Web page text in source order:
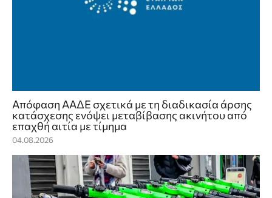
Απόφαση ΑΑΔΕ σχετικά με τη διαδικασία άρσης
κατάσχεσης ενόψει μεταβίβασης ακινήτου από
επαχθή αιτία με τίμημα
04.08.2026